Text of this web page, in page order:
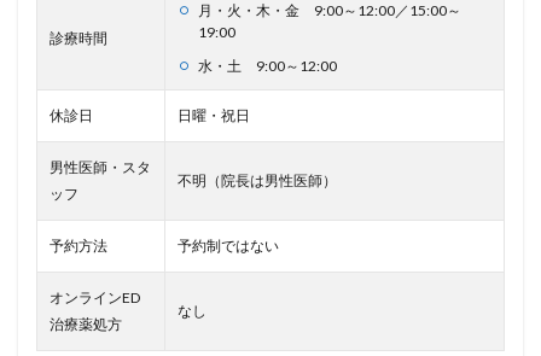
診療時間
月・火・木・金 9:00～12:00／15:00～
19:00
水・土 9:00～12:00
休診日 日曜・祝日
男性医師・スタ
ッフ
不明（院長は男性医師）
予約方法 予約制ではない
オンラインED
治療薬処方
なし